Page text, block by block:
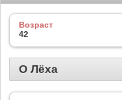
Возраст
42
О Лёха